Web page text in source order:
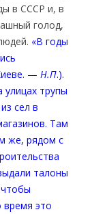
в СССР и, в
голод,
«В годы
— Н.П.).
улицах трупы
сел в
Там
же, рядом с
талоны
время это